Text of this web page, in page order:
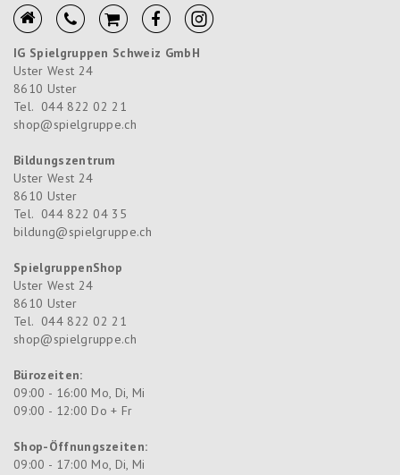
IG Spielgruppen Schweiz GmbH
Uster West 24
8610 Uster
Tel. 044 822 02 21
shop@spielgruppe.ch
Bildungszentrum
Uster West 24
8610 Uster
Tel. 044 822 04 35
bildung@spielgruppe.ch
SpielgruppenShop
Uster West 24
8610 Uster
Tel. 044 822 02 21
shop@spielgruppe.ch
Bürozeiten:
09:00 - 16:00 Mo, Di, Mi
09:00 - 12:00 Do + Fr
Shop-Öffnungszeiten:
09:00 - 17:00 Mo, Di, Mi